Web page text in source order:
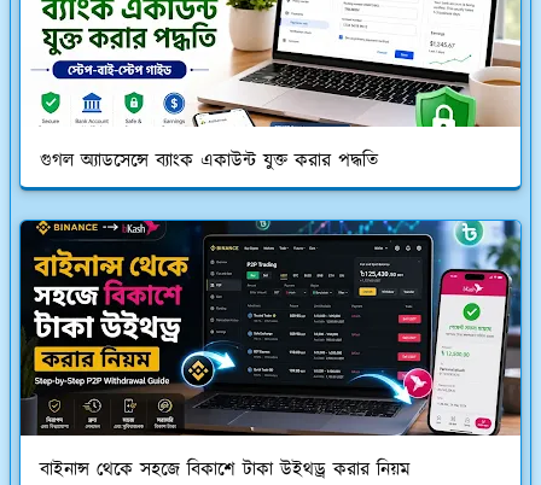
গুগল অ্যাডসেন্সে ব্যাংক একাউন্ট যুক্ত করার পদ্ধতি
বাইনান্স থেকে সহজে বিকাশে টাকা উইথড্র করার নিয়ম